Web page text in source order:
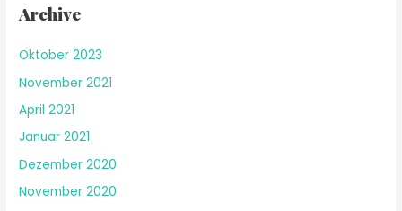
Archive
Oktober 2023
November 2021
April 2021
Januar 2021
Dezember 2020
November 2020